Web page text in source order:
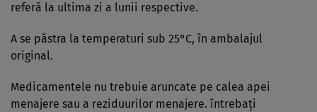
referă la ultima zi a lunii respective.
A se păstra la temperaturi sub 25°C, în ambalajul
original.
Medicamentele nu trebuie aruncate pe calea apei
menajere sau a reziduurilor menajere. întrebaţi